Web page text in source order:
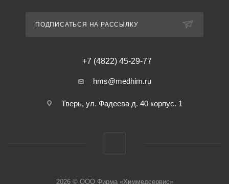
ПОДПИСАТЬСЯ НА РАССЫЛКУ
+7 (4822) 45-29-77
hms@medhim.ru
Тверь, ул. Фадеева д. 40 корпус. 1
2026 © ООО Фирма «Химмедсервис»